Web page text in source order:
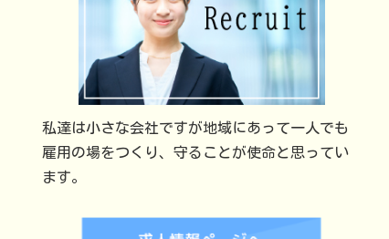
私達は小さな会社ですが地域にあって一人でも
雇用の場をつくり、守ることが使命と思ってい
ます。